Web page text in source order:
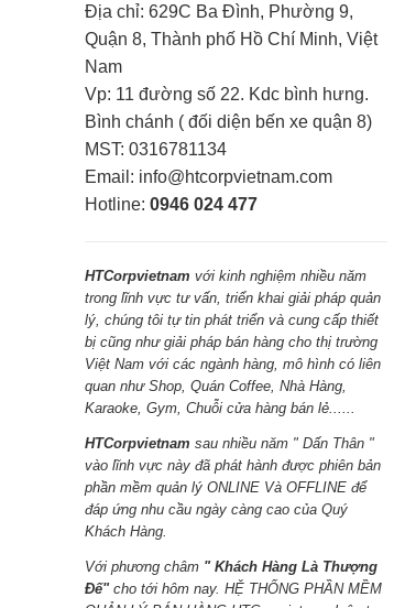
Địa chỉ: 629C Ba Đình, Phường 9,
Quận 8, Thành phố Hồ Chí Minh, Việt
Nam
Vp: 11 đường số 22. Kdc bình hưng.
Bình chánh ( đối diện bến xe quận 8)
MST: 0316781134
Email: info@htcorpvietnam.com
Hotline: 0946 024 477
HTCorpvietnam với kinh nghiệm nhiều năm
trong lĩnh vực tư vấn, triển khai giải pháp quản
lý, chúng tôi tự tin phát triển và cung cấp thiết
bị cũng như giải pháp bán hàng cho thị trường
Việt Nam với các ngành hàng, mô hình có liên
quan như Shop, Quán Coffee, Nhà Hàng,
Karaoke, Gym, Chuỗi cửa hàng bán lẻ......
HTCorpvietnam sau nhiều năm " Dấn Thân "
vào lĩnh vực này đã phát hành được phiên bản
phần mềm quản lý ONLINE Và OFFLINE để
đáp ứng nhu cầu ngày càng cao của Quý
Khách Hàng.
Với phương châm " Khách Hàng Là Thượng
Đế"cho tới hôm nay. HỆ THỐNG PHẦN MỀM